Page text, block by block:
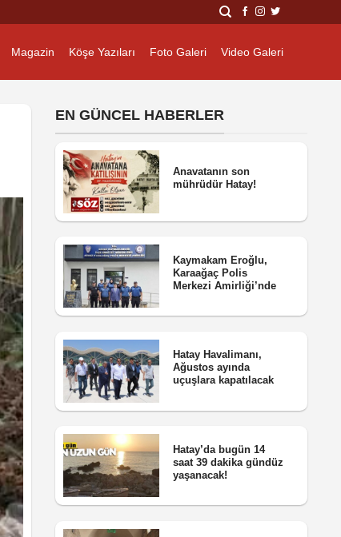
Magazin Köşe Yazıları Foto Galeri Video Galeri
EN GÜNCEL HABERLER
Anavatanın son
mührüdür Hatay!
Kaymakam Eroğlu,
Karaağaç Polis
Merkezi Amirliği’nde
Hatay Havalimanı,
Ağustos ayında
uçuşlara kapatılacak
Hatay’da bugün 14
saat 39 dakika gündüz
yaşanacak!